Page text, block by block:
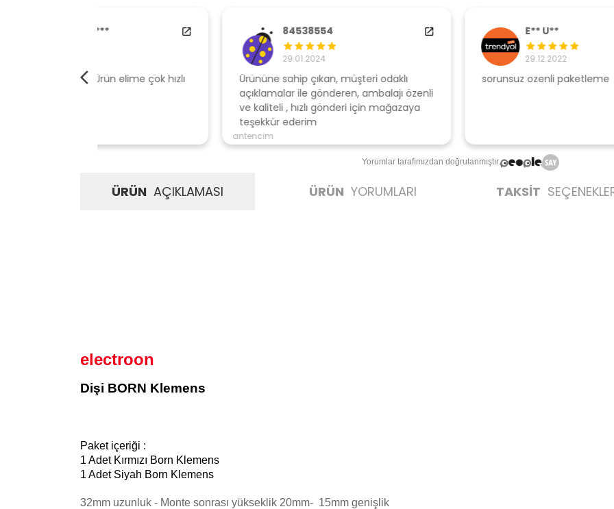
84538554
Ürününe sahip çıkan, müşteri odaklı
açıklamalar ile gönderen, ambalajı özenli
ve kaliteli , hızlı gönderi için mağazaya
E** U**
sorunsuz ozenli paketleme
Yorumlar tarafımızdan doğrulanmıştır.
ÜRÜN AÇIKLAMASI ÜRÜN YORUMLARI TAKSİT
electroon
Dişi BORN Klemens
Paket içeriği :
1 Adet Kırmızı Born Klemens
1 Adet Siyah Born Klemens
32mm uzunluk - Monte sonrası yükseklik 20mm- 15mm genişlik